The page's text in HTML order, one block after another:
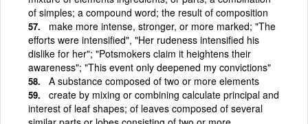
of simples; a compound word; the result of composition
make more intense, stronger, or more marked; "The
efforts were intensified", "Her rudeness intensified his
dislike for her"; "Potsmokers claim it heightens their
awareness"; "This event only deepened my convictions"
A substance composed of two or more elements
create by mixing or combining calculate principal and
interest of leaf shapes; of leaves composed of several